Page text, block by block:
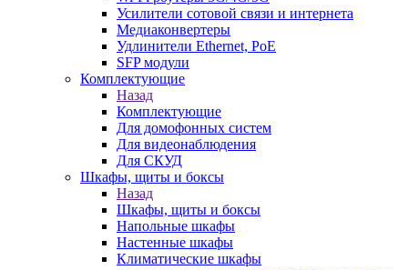
Усилители сотовой связи и интернета
Медиаконвертеры
Удлинители Ethernet, PoE
SFP модули
Комплектующие
Назад
Комплектующие
Для домофонных систем
Для видеонаблюдения
Для СКУД
Шкафы, щиты и боксы
Назад
Шкафы, щиты и боксы
Напольные шкафы
Настенные шкафы
Климатические шкафы